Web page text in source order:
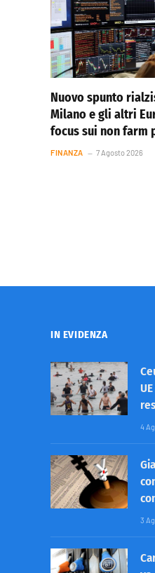
Nuovo spunto
Milano e gli altri
focus sui non farm
FINANZA 7 Agosto 2026
IN EVIDENZA
4
3